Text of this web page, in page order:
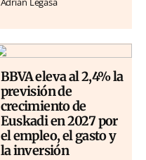
BBVA eleva al 2,4% la
previsión de
crecimiento de
Euskadi en 2027 por
el empleo, el gasto y
la inversión